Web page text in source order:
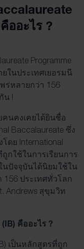
ออะไร ?
Programme
ในประเทศเยอรมนี
ร่หลายกว่า 156
น !
นคงเคยได้ยินชื่อ
Baccalaureate ซึ่ง
ดย International
ถูกใช้ในการเรียนการ
นปัจจุบันได้นิยมใช้ใน
ประเทศทั่วโลก
Andrews สุขุมวิท
คืออะไร ?
เป็นหลักสูตรที่ถูก